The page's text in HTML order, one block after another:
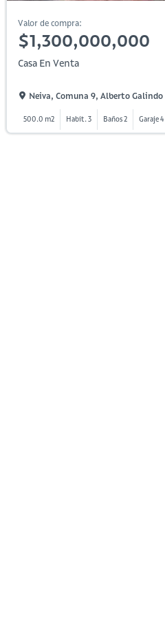
Valor de compra:
$1,300,000,000
Casa En Venta
Neiva, Comuna 9, Alberto Galindo
500.0 m2 Habit. 3 Baños 2 Garaje 4